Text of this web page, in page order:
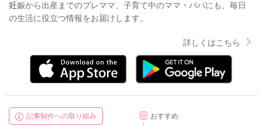
妊娠から出産までのプレママ、子育て中のママ・パパにも、毎日
の生活に役立つ情報をお届けします。
詳しくはこちら
記事制作への取り組み
おすすめ